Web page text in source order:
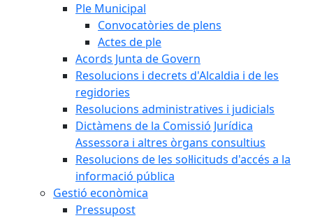
Ple Municipal
Convocatòries de plens
Actes de ple
Acords Junta de Govern
Resolucions i decrets d'Alcaldia i de les
regidories
Resolucions administratives i judicials
Dictàmens de la Comissió Jurídica
Assessora i altres òrgans consultius
Resolucions de les sol·licituds d'accés a la
informació pública
Gestió econòmica
Pressupost